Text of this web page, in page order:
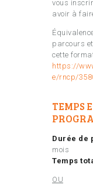
vous
avoir à
parcours
cette
https://
e/rncp/
TEMPS
Durée de
mois
Temps
OU